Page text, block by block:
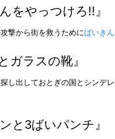
をやっつけろ!!』
撃から街を救うためにばいき
ガラスの靴』
し出しておとぎの国と シンデ
と3ばいパンチ』